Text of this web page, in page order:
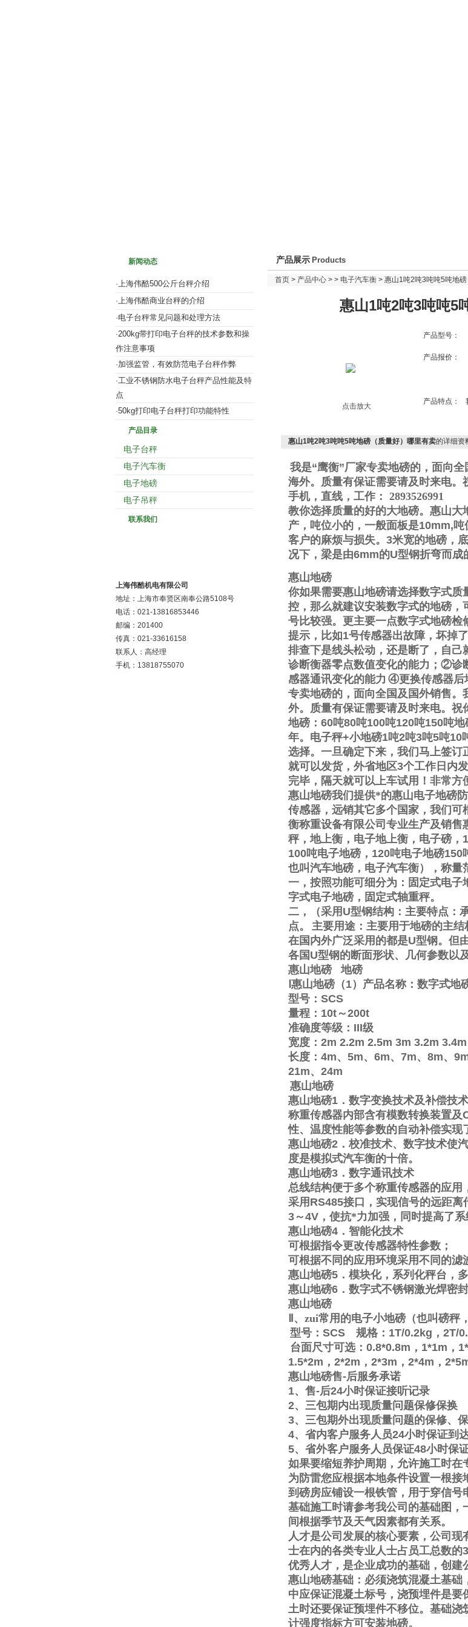
新闻动态
·上海伟酷500公斤台秤介绍
·上海伟酷商业台秤的介绍
·电子台秤常见问题和处理方法
·200kg带打印电子台秤的技术参数和操
作注意事项
·加强监管，有效防范电子台秤作弊
·工业不锈钢防水电子台秤产品性能及特
点
·50kg打印电子台秤打印功能特性
产品目录
电子台秤
电子汽车衡
电子地磅
电子吊秤
联系我们
上海伟酷机电有限公司
地址：上海市奉贤区南奉公路5108号
电话：021-13816853446
邮编：201400
传真：021-33616158
联系人：高经理
手机：13818755070
产品展示 Products
首页 > 产品中心 > > 电子汽车衡 > 惠山1吨2吨3吨吨5吨地
惠山1吨2吨3吨吨5
点击放大
产品型号：
产品报价：
产品特点：
惠山1吨2吨3吨吨5吨地磅（质量好）哪里有卖的详细资
我是“鹰衡”厂家专卖地磅的，面向
海外。质量有保证需要请及时来电。
手机，直线 ，工作 ： 2893526991
教你选择质量的好的大地磅。惠山大
产，吨位小的，一般面板是10mm,吨
客户的麻烦与损失。 3米宽的地磅，
况下，梁是由6mm的U型钢折弯而成
惠山地磅
你如果需要惠山地磅请选择数字式质
控，那么就建议安装数字式的地磅
号比较强。更主要一点数字式地磅
提示，比如1号传感器出故障，坏掉
排查下是线头松动，还是断了，自己
诊断衡器零点数值变化的能力； ②诊
感器通讯变化的能力 ④更换传感器后
专卖地磅的，面向全国及国外销售
外。质量有保证需要请及时来电。祝
地磅： 60吨80吨100吨120吨150吨地
年。电子秤+小地磅1吨2吨3吨5吨10
选择。一旦确定下来，我们马上签
就可以发货，外省地区3个工作日内
完毕，隔天就可以上车试用！非常方
惠山地磅我们提供*的惠山电子地磅
传感器，远销其它多个国家，我们
衡称重设备有限公司专业生产及销售
秤，地上衡，电子地上衡，电子磅，
100吨电子地磅， 120吨电子地磅150
也叫汽车地磅，电子汽车衡），称量
一，按照功能可细分为：固定式电
字式电子地磅，固定式轴重秤。
二，（采用 U型钢结构：主要特点：
点。
主要用途：主要用于地磅的主
在国内外广泛采用的都是U型钢。但
各国 U型钢的断面形状、几何参数以
惠山地磅
地磅
惠山地磅（1）产品名称：数字式地
型号： SCS
量程： 10t～200t
准确度等级： III级
宽度： 2m 2.2m 2.5m 3m 3.2m 3.4m
长度： 4m、 5m、 6m、 7m、 8m、
21m、 24m
惠山地磅
惠山地磅1 ．数字变换技术及补偿技术
称重传感器内部含有模数转换装置及
性、温度性能等参数的自动补偿实现
惠山地磅2 ．校准技术、数字技术使
度是模拟式汽车衡的十倍。
惠山地磅3 ．数字通讯技术
总线结构便于多个称重传感器的应用
采用 RS485接口，实现信号的远距离
3～4V ，使抗*力加强，同时提高了系
惠山地磅4 ．智能化技术
可根据指令更改传感器特性参数；
可根据不同的应用环境采用不同的滤
惠山地磅5 ．模块化，系列化秤台，
惠山地磅6 ．数字式不锈钢激光焊密
惠山地磅
、zui常用的电子小地磅（也叫磅秤
型号： SCS 规格： 1T/0.2kg ， 2T/
台面尺寸可选： 0.8*0.8m ， 1*1m ，
1.5*2m ， 2*2m ， 2*3m ， 2*4m ，
惠山地磅售-后服务承诺
1、售-后24小时保证接听记录
2、三包期内出现质量问题保修保换
3、三包期外出现质量问题的保修、
4、省内客户服务人员24小时保证到
5、省外客户服务人员保证48小时保
如果要缩短养护周期，允许施工时在
为防雷您应根据本地条件设置一根接
到磅房应铺设一根铁管，用于穿信号
基础施工时请参考我公司的基础图，
间根据季节及天气因素都有关系。
人才是公司发展的核心要素，公司现
士在内的各类专业人士占员工总数的
优秀人才，是企业成功的基础，创建
惠山地磅基础：必须浇筑混凝土基础
中应保证混凝土标号，浇预埋件是
土时还要保证预埋件不移位。基础
计强度指标方可安装地磅。